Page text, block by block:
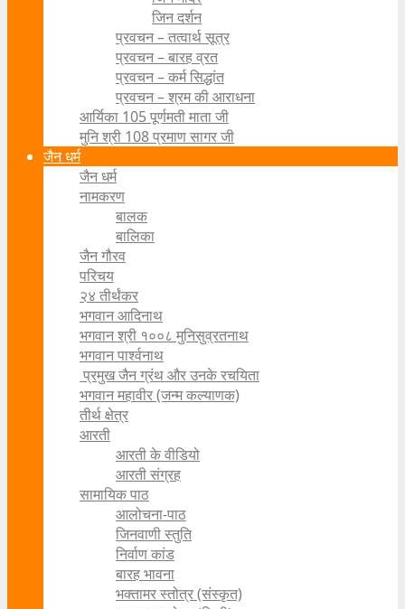
जिन दर्शन
प्रवचन – तत्वार्थ सूत्र
प्रवचन – बारह व्रत
प्रवचन – कर्म सिद्धांत
प्रवचन – श्रम की आराधना
आर्यिका 105 पूर्णमती माता जी
मुनि श्री 108 प्रमाण सागर जी
जैन धर्म
जैन धर्म
नामकरण
बालक
बालिका
जैन गौरव
परिचय
२४ तीर्थंकर
भगवान आदिनाथ
भगवान श्री १००८ मुनिसुव्रतनाथ
भगवान पार्श्वनाथ
प्रमुख जैन ग्रंथ और उनके रचयिता
भगवान महावीर (जन्म कल्याणक)
तीर्थ क्षेत्र
आरती
आरती के वीडियो
आरती संग्रह
सामायिक पाठ
आलोचना-पाठ
जिनवाणी स्तुति
निर्वाण कांड
बारह भावना
भक्तामर स्तोत्र (संस्कृत)